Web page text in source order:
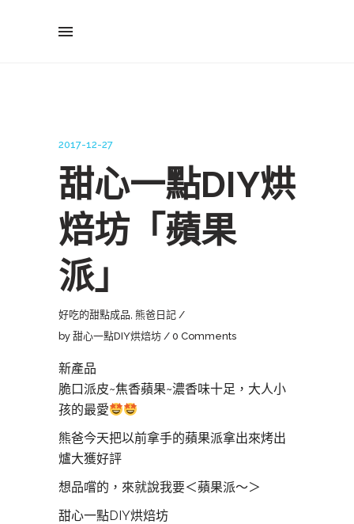
2017-12-27
甜心一點DIY烘
焙坊「蘋果
派」
好吃的甜點成品, 熊爸日記
by 甜心一點DIY烘焙坊 0 Comments
新產品
脆口派皮~焦香蘋果~濃香味十足，大人小
孩的最愛
熊爸今天把以前拿手的蘋果派拿出來烤出
爐大獲好評
想品嚐的，來就說我要＜蘋果派～＞
甜心一點DIY烘焙坊